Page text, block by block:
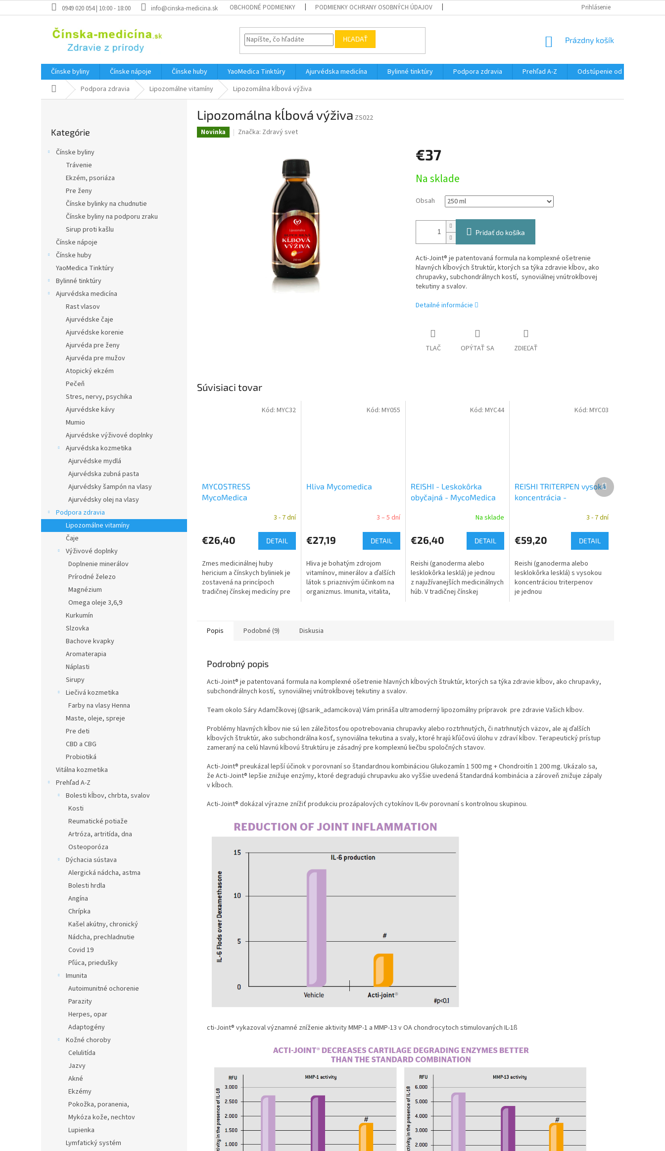
na
0949 020 054 | 10:00 - 18:00 info@cinska-medicina.sk OBCHODNÉ PODMIENKY PODMIENKY OCHRANY OSOBNÝCH ÚDAJOV VŠETKO O NÁKUPE
Prihlásenie
HĽADAŤ
NÁKUPNÝ
Prázdny košík
Čínske byliny Čínske nápoje Čínske huby YaoMedica Tinktúry Ajurvédska medicína Bylinné tinktúry Podpora zdravia Prehľad A-Z Odstúpenie od zmluvy
DomovPodpora zdravia Lipozomálne vitamíny Lipozomálna kĺbová výživa
kategórie
Kategórie
Čínske byliny
Trávenie
Ekzém, psoriáza
Pre ženy
Čínske bylinky na chudnutie
Čínske byliny na podporu zraku
Sirup proti kašlu
Čínske nápoje
Čínske huby
YaoMedica Tinktúry
Bylinné tinktúry
Ajurvédska medicína
Rast vlasov
Ajurvédske čaje
Ajurvédske korenie
Ajurvéda pre ženy
Ajurvéda pre mužov
Atopický ekzém
Pečeň
Stres, nervy, psychika
Ajurvédske kávy
Mumio
Ajurvédske výživové doplnky
Ajurvédska kozmetika
Ajurvédske mydlá
Ajurvédska zubná pasta
Ajurvédsky šampón na vlasy
Ajurvédsky olej na vlasy
Podpora zdravia
Lipozomálne vitamíny
Čaje
Výživové doplnky
Doplnenie minerálov
Prírodné železo
Magnézium
Omega oleje 3,6,9
Kurkumín
Slzovka
Bachove kvapky
Aromaterapia
Náplasti
Sirupy
Liečivá kozmetika
Farby na vlasy Henna
Maste, oleje, spreje
Pre deti
CBD a CBG
Probiotiká
Vitálna kozmetika
Prehľad A-Z
Bolesti kĺbov, chrbta, svalov
Kosti
Reumatické potiaže
Artróza, artritída, dna
Osteoporóza
Dýchacia sústava
Alergická nádcha, astma
Bolesti hrdla
Angína
Chrípka
Kašel akútny, chronický
Nádcha, prechladnutie
Covid 19
Pľúca, priedušky
Imunita
Autoimunitné ochorenie
Parazity
Herpes, opar
Adaptogény
Kožné choroby
Celulitída
Jazvy
Akné
Ekzémy
Pokožka, poranenia,
Mykóza kože, nechtov
Lupienka
Lymfatický systém
Lipozomálna kĺbová výživa ZS022
Novinka Značka: Zdravý svet
€37
cena:
Na sklade
Obsah
Pridať do košíka
Acti-Joint® je patentovaná formula na komplexné ošetrenie
hlavných kĺbových štruktúr, ktorých sa týka zdravie kĺbov, ako
chrupavky, subchondrálnych kostí, synoviálnej vnútrokĺbovej
tekutiny a svalov.
Detailné informácie
TLAČ OPÝTAŤ SA ZDIEĽAŤ
Súvisiaci tovar
MYCOSTRESS
MycoMedica
3 - 7 dní
€26,40 DETAIL
Zmes medicinálnej huby
hericium a čínskych byliniek je
zostavená na princípoch
tradičnej čínskej medicíny pre
Kód: MYC32
Hliva Mycomedica
3 – 5 dní
€27,19 DETAIL
Hliva je bohatým zdrojom
vitamínov, minerálov a ďalších
látok s priaznivým účinkom na
organizmus. Imunita, vitalita,
Kód: MY055
REISHI - Leskokôrka
obyčajná - MycoMedica
Na sklade
€26,40 DETAIL
Reishi (ganoderma alebo
lesklokôrka lesklá) je jednou
z najužívanejších medicinálnych
húb. V tradičnej čínskej
Kód:MYC44
REISHI TRITERPEN vysoká
koncentrácia -
3 - 7 dní
€59,20 DETAIL
Reishi (ganoderma alebo
lesklokôrka lesklá) s vysokou
koncentráciou triterpenov
je jednou
Kód: MYC03
Ďalší
produkt
Popis Podobné (9) Diskusia
Podrobný popis
Acti-Joint® je patentovaná formula na komplexné ošetrenie hlavných kĺbových štruktúr, ktorých sa týka zdravie kĺbov, ako chrupavky,
subchondrálnych kostí, synoviálnej vnútrokĺbovej tekutiny a svalov.
Team okolo Sáry Adamčíkovej (@sarik_adamcikova) Vám prináša ultramoderný lipozomálny prípravok pre zdravie Vašich kĺbov.
Problémy hlavných kĺbov nie sú len záležitosťou opotrebovania chrupavky alebo roztrhnutých, či natrhnutých väzov, ale aj ďalších
kĺbových štruktúr, ako subchondrálna kosť, synoviálna tekutina a svaly, ktoré hrajú kľúčovú úlohu v zdraví kĺbov. Terapeutický prístup
zameraný na celú hlavnú kĺbovú štruktúru je zásadný pre komplexnú liečbu spoločných stavov.
Acti-Joint® preukázal lepší účinok v porovnaní so štandardnou kombináciou Glukozamín 1 500 mg + Chondroitín 1 200 mg. Ukázalo sa,
že Acti-Joint® lepšie znižuje enzýmy, ktoré degradujú chrupavku ako vyššie uvedená štandardná kombinácia a zároveň znižuje zápaly
v kĺboch.
Acti-Joint® dokázal výrazne znížiť produkciu prozápalových cytokínov IL-6v porovnaní s kontrolnou skupinou.
cti-Joint® vykazoval významné zníženie aktivity MMP-1 a MMP-13 v OA chondrocytoch stimulovaných IL-1ß